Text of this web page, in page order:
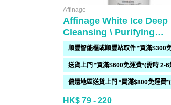
Affinage
Affinage White Ice Deep
Cleansing \ Purifying
Shampoo
HK$ 79 - 220